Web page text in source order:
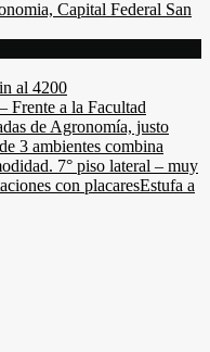
al 4200
Frente a la Facultad
de Agronomía, justo
3 ambientes combina
7° piso lateral – muy
con placaresEstufa a